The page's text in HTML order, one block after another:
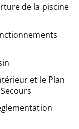
de la piscine
et le Plan